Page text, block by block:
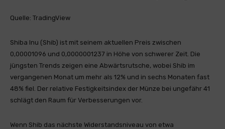
Quelle: TradingView
Shiba Inu (Shib) ist mit seinem aktuellen Preis zwischen
0,00001096 und 0,0000001237 in Höhe von schwerer Zeit. Die
jüngsten Trends zeigen eine Abwärtsrutsche, wobei Shib im
vergangenen Monat um mehr als 12% und in sechs Monaten fast
48% fiel. Der relative Festigkeitsindex der Münze bei ungefähr 41
schlägt den Raum für Verbesserungen vor.
Wenn Shib das nächste Widerstandsniveau von etwa